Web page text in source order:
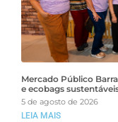
Mercado Público
e ecobags
5 de agosto de 2026
LEIA MAIS